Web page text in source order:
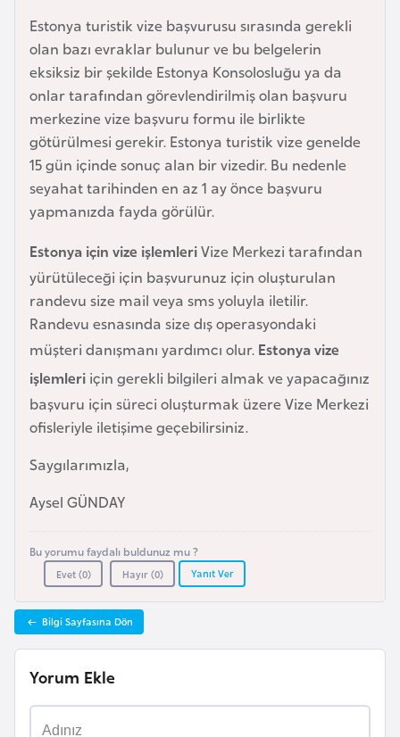
Estonya turistik vize başvurusu sırasında gerekli
olan bazı evraklar bulunur ve bu belgelerin
eksiksiz bir şekilde Estonya Konsolosluğu ya da
onlar tarafından görevlendirilmiş olan başvuru
merkezine vize başvuru formu ile birlikte
götürülmesi gerekir. Estonya turistik vize genelde
15 gün içinde sonuç alan bir vizedir. Bu nedenle
seyahat tarihinden en az 1 ay önce başvuru
yapmanızda fayda görülür.
Estonya için vize işlemleriVize Merkezi tarafından
yürütüleceği için başvurunuz için oluşturulan
randevu size mail veya sms yoluyla iletilir.
Randevu esnasında size dış operasyondaki
müşteri danışmanı yardımcı olur. Estonya vize
işlemleri için gerekli bilgileri almak ve yapacağınız
başvuru için süreci oluşturmak üzere Vize Merkezi
ofisleriyle iletişime geçebilirsiniz.
Saygılarımızla,
Aysel GÜNDAY
Bu yorumu faydalı buldunuz mu ?
Evet (0) Hayır (0) Yanıt Ver
Bilgi Sayfasına Dön
Yorum Ekle
s
B
e
l
ç
i
k
a
B
e
n
i
s
a
H
e
s
e
k
B